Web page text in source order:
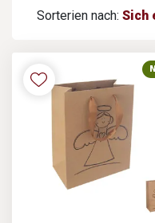
Sorterien nach: Sich